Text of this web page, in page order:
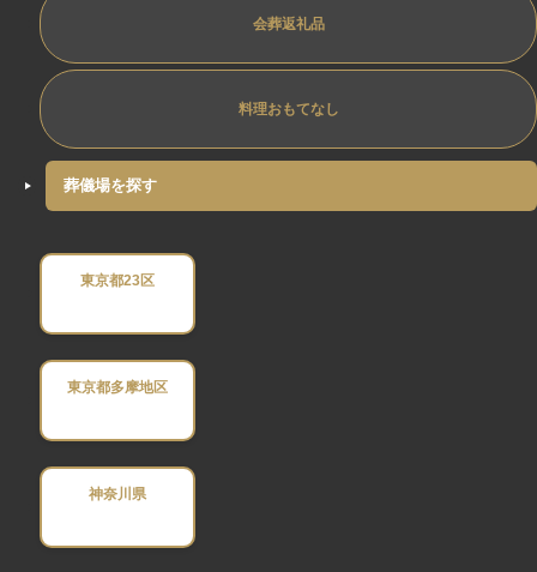
会葬返礼品
料理おもてなし
葬儀場を探す
東京都23区
東京都多摩地区
神奈川県